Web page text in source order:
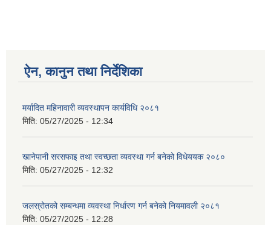
ऐन, कानुन तथा निर्देशिका
मर्यादित महिनावारी व्यवस्थापन कार्यविधि २०८१
मिति: 05/27/2025 - 12:34
खानेपानी सरसफाइ तथा स्वच्छता व्यवस्था गर्न बनेको विधेययक २०८०
मिति: 05/27/2025 - 12:32
जलस्रोतको सम्बन्धमा व्यवस्था निर्धारण गर्न बनेको नियमावली २०८१
मिति: 05/27/2025 - 12:28